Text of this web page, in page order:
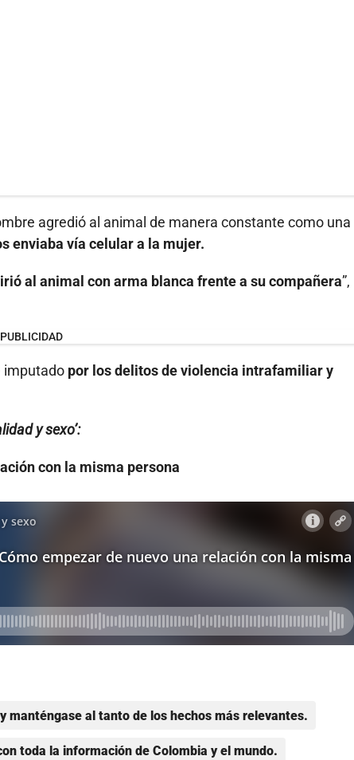
agredió al animal de manera constante como una
enviaba vía celular a la mujer.
al animal con arma blanca frente a su compañera”,
PUBLICIDAD
imputado por los delitos de violencia intrafamiliar y
y sexo’:
con la misma persona
manténgase al tanto de los hechos más relevantes.
toda la información de Colombia y el mundo.